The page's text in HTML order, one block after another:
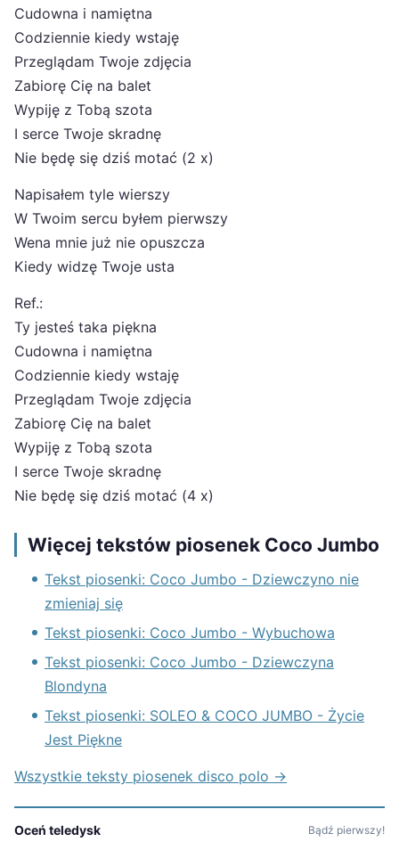
Cudowna i namiętna
Codziennie kiedy wstaję
Przeglądam Twoje zdjęcia
Zabiorę Cię na balet
Wypiję z Tobą szota
I serce Twoje skradnę
Nie będę się dziś motać (2 x)
Napisałem tyle wierszy
W Twoim sercu byłem pierwszy
Wena mnie już nie opuszcza
Kiedy widzę Twoje usta
Ref.:
Ty jesteś taka piękna
Cudowna i namiętna
Codziennie kiedy wstaję
Przeglądam Twoje zdjęcia
Zabiorę Cię na balet
Wypiję z Tobą szota
I serce Twoje skradnę
Nie będę się dziś motać (4 x)
Więcej tekstów piosenek Coco Jumbo
Tekst piosenki: Coco Jumbo - Dziewczyno nie
zmieniaj się
Tekst piosenki: Coco Jumbo - Wybuchowa
Tekst piosenki: Coco Jumbo - Dziewczyna
Blondyna
Tekst piosenki: SOLEO & COCO JUMBO - Życie
Jest Piękne
Wszystkie teksty piosenek disco polo →
Oceń teledysk Bądź pierwszy!